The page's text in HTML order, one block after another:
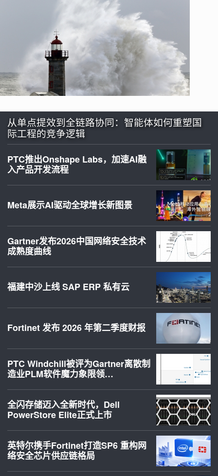
从单点提效到全链路协同：智能体如何重塑国
际工程的竞争逻辑
PTC推出Onshape Labs，加速AI融
入产品开发流程
Meta展示AI驱动全球增长新图景
Gartner发布2026中国网络安全技术
成熟度曲线
福建中沙上线 SAP ERP 私有云
Fortinet 发布 2026 年第二季度财报
PTC Windchill被评为Gartner离散制
造业PLM软件魔力象限领…
全闪存储迈入全新时代，Dell
PowerStore Elite正式上市
英特尔携手Fortinet打造SP6 重构网
络安全芯片供应链格局